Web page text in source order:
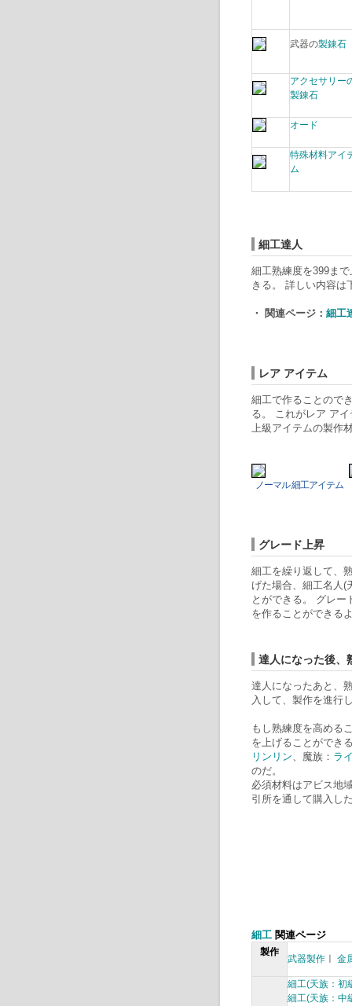
武器の製錬石
アクセサリー
製錬石
オード
特殊材料アイ
ム
細工達人
細工熟練度を399ま
きる。 詳しい内容は
・ 関連ページ： 細工
レア アイテム
細工で作ることので
る。 これがレア ア
上級アイテムの製作
ノーマル 細工アイテム
グレード上昇
細工を繰り返して、
げた場合、細工名人(
とができる。 グレー
を作ることができる
達人になった後、
達人になったあと、
入して、製作を進行
もし熟練度を高める
を上げることができ
リンリン、魔族： ラ
のだ。
必須材料はアビス地
引所を通して購入し
細工 関連ページ
製作
武器製作 金
細工(天族：初
細工(天族：中